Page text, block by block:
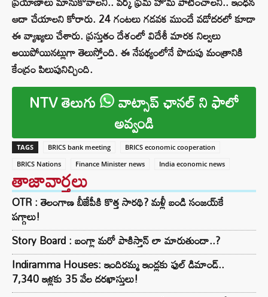
ఆదా చేయాలని కోరారు. 24 గంటలు గడవక ముందే వడోదరలో కూడా
ఈ వ్యాఖ్యలు చేశారు. ప్రస్తుతం దేశంలో విదేశీ మారక నిల్వలు
అయిపోయినట్లుగా తెలుస్తోంది. ఈ నేపథ్యంలోనే పొదుపు మంత్రానికి
కేంద్రం పిలుపునిచ్చింది.
NTV తెలుగు వాట్సాప్ ఛానల్ ని ఫాలో
అవ్వండి
TAGS BRICS bank meeting
BRICS economic cooperation
BRICS Nations
Finance Minister news India economic news
తాజావార్తలు
OTR : తెలంగాణ బీజేపీకి కొత్త సారథి? మళ్లీ బండి సంజయ్‌కే
పగ్గాలు!
Story Board : బంగ్లా మరో పాకిస్తాన్ లా మారుతుందా..?
Indiramma Houses: ఇందిరమ్మ ఇండ్లకు ఫుల్ డిమాండ్..
7,340 ఇళ్లకు 35 వేల దరఖాస్తులు!